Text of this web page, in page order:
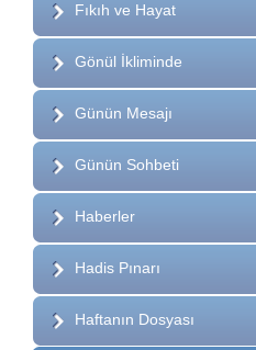
Fıkıh ve Hayat
Gönül İkliminde
Günün Mesajı
Günün Sohbeti
Haberler
Hadis Pınarı
Haftanın Dosyası